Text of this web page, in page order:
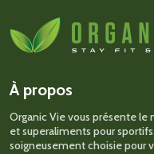
À propos
Organic Vie vous présente
et superaliments pour
soigneusement choisie pour